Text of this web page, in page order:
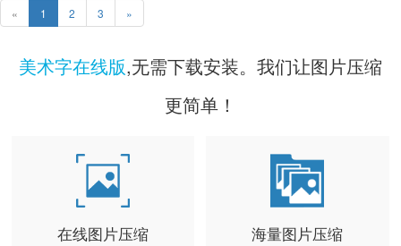
« 1 2 3 »
美术字在线版,无需下载安装。我们让图片压缩
更简单！
在线图片压缩 海量图片压缩